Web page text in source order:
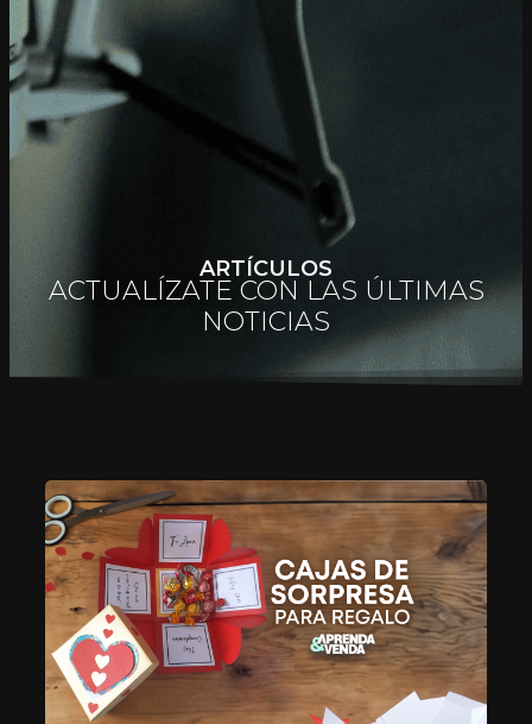
ARTÍCULOS
ACTUALÍZATE CON LAS ÚLTIMAS
NOTICIAS